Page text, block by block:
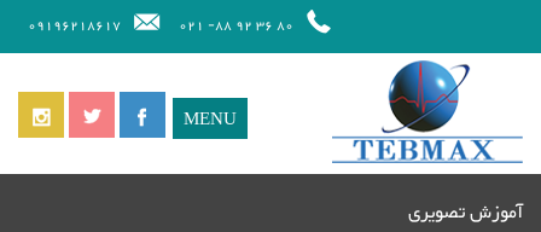
09196218617
آموزش تصویری